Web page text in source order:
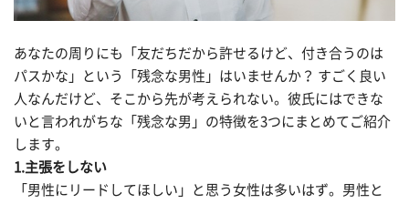
あなたの周りにも「友だちだから許せるけど、付き合うのは
パスかな」という「残念な男性」はいませんか？ すごく良い
人なんだけど、そこから先が考えられない。彼氏にはできな
いと言われがちな「残念な男」の特徴を3つにまとめてご紹介
します。
1.主張をしない
「男性にリードしてほしい」と思う女性は多いはず。男性と